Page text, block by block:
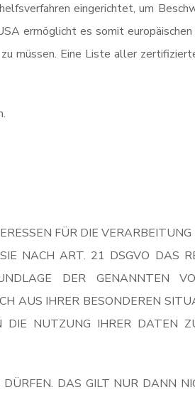
eingerichtet, um
ermöglicht es somit
müssen. Eine Liste aller
FÜR DIE
NACH ART. 21 DSGVO DAS
DER GENANNTEN
AUS IHRER BESONDEREN
DIE NUTZUNG IHRER DATEN
DAS GILT NUR DANN